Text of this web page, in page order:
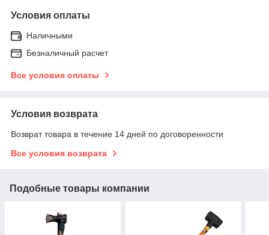
Условия оплаты
Наличными
Безналичный расчет
Все условия оплаты
Условия возврата
Возврат товара в течение 14 дней по договоренности
Все условия возврата
Подобные товары компании